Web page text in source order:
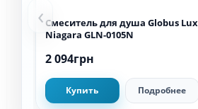
‹ Смеситель для душа Globus Lux
Niagara GLN-0105N
2 094грн
Купить Подробнее